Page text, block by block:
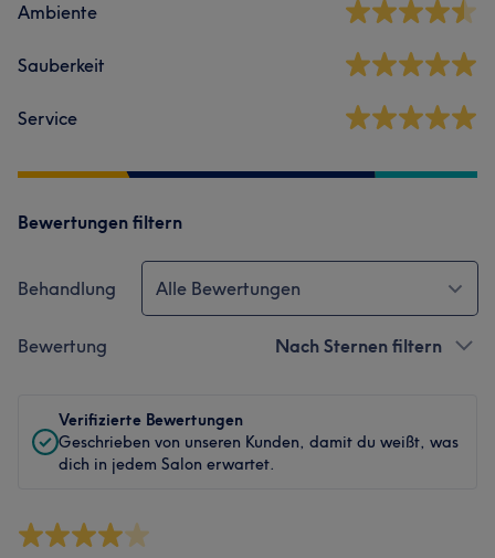
Ambiente
Sauberkeit
Service
Bewertungen filtern
Behandlung Alle Bewertungen
Bewertung Nach Sternen filtern
Verifizierte Bewertungen
Geschrieben von unseren Kunden, damit du weißt, was
dich in jedem Salon erwartet.